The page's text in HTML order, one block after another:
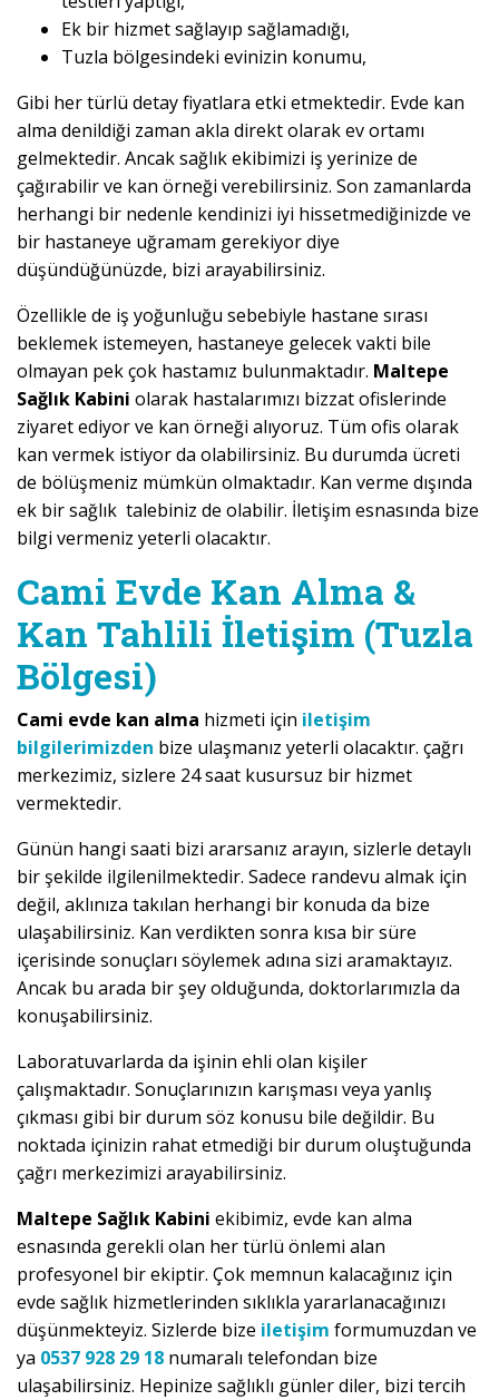
Ek bir hizmet sağlayıp sağlamadığı,
Tuzla bölgesindeki evinizin konumu,
Gibi her türlü detay fiyatlara etki etmektedir. Evde kan
alma denildiği zaman akla direkt olarak ev ortamı
gelmektedir. Ancak sağlık ekibimizi iş yerinize de
çağırabilir ve kan örneği verebilirsiniz. Son zamanlarda
herhangi bir nedenle kendinizi iyi hissetmediğinizde ve
bir hastaneye uğramam gerekiyor diye
düşündüğünüzde, bizi arayabilirsiniz.
Özellikle de iş yoğunluğu sebebiyle hastane sırası
beklemek istemeyen, hastaneye gelecek vakti bile
olmayan pek çok hastamız bulunmaktadır. Maltepe
Sağlık Kabini olarak hastalarımızı bizzat ofislerinde
ziyaret ediyor ve kan örneği alıyoruz. Tüm ofis olarak
kan vermek istiyor da olabilirsiniz. Bu durumda ücreti
de bölüşmeniz mümkün olmaktadır. Kan verme dışında
ek bir sağlık talebiniz de olabilir. İletişim esnasında bize
bilgi vermeniz yeterli olacaktır.
Cami Evde Kan Alma &
Kan Tahlili İletişim (Tuzla
Bölgesi)
Cami evde kan alma hizmeti için iletişim
bilgilerimizden bize ulaşmanız yeterli olacaktır. çağrı
merkezimiz, sizlere 24 saat kusursuz bir hizmet
vermektedir.
Günün hangi saati bizi ararsanız arayın, sizlerle detaylı
bir şekilde ilgilenilmektedir. Sadece randevu almak için
değil, aklınıza takılan herhangi bir konuda da bize
ulaşabilirsiniz. Kan verdikten sonra kısa bir süre
içerisinde sonuçları söylemek adına sizi aramaktayız.
Ancak bu arada bir şey olduğunda, doktorlarımızla da
konuşabilirsiniz.
Laboratuvarlarda da işinin ehli olan kişiler
çalışmaktadır. Sonuçlarınızın karışması veya yanlış
çıkması gibi bir durum söz konusu bile değildir. Bu
noktada içinizin rahat etmediği bir durum oluştuğunda
çağrı merkezimizi arayabilirsiniz.
Maltepe Sağlık Kabini ekibimiz, evde kan alma
esnasında gerekli olan her türlü önlemi alan
profesyonel bir ekiptir. Çok memnun kalacağınız için
evde sağlık hizmetlerinden sıklıkla yararlanacağınızı
düşünmekteyiz. Sizlerde bize iletişim formumuzdan ve
ya 0537 928 29 18 numaralı telefondan bize
ulaşabilirsiniz. Hepinize sağlıklı günler diler, bizi tercih